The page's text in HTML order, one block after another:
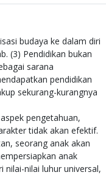
budaya ke dalam diri
(3) Pendidikan bukan
sarana
pendidikan
sekurang-kurangnya
pengetahuan,
tidak akan efektif.
seorang anak akan
anak
nilai-nilai luhur universal,